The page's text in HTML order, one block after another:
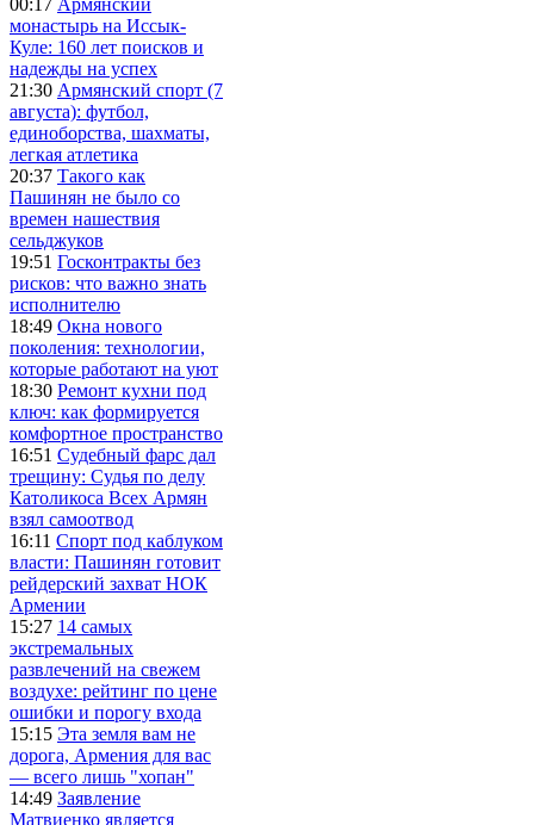
монастырь на Иссык-
Куле: 160 лет поисков и
надежды на успех
21:30 Армянский спорт (7
августа): футбол,
единоборства, шахматы,
легкая атлетика
20:37 Такого как
Пашинян не было со
времен нашествия
сельджуков
19:51 Госконтракты без
рисков: что важно знать
исполнителю
18:49 Окна нового
поколения: технологии,
которые работают на уют
18:30 Ремонт кухни под
ключ: как формируется
комфортное пространство
16:51 Судебный фарс дал
трещину: Судья по делу
Католикоса Всех Армян
взял самоотвод
16:11 Спорт под каблуком
власти: Пашинян готовит
рейдерский захват НОК
Армении
15:27 14 самых
экстремальных
развлечений на свежем
воздухе: рейтинг по цене
ошибки и порогу входа
15:15 Эта земля вам не
дорога, Армения для вас
— всего лишь "хопан"
14:49 Заявление
Матвиенко является